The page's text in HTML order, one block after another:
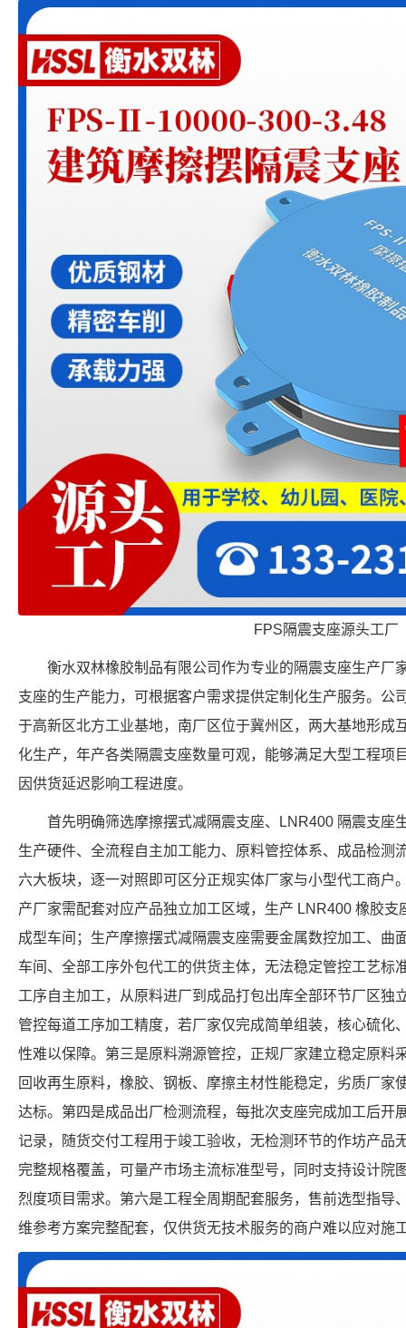
FPS隔震支座源头工厂
衡水双林橡胶制品有限公司作为专业的隔震支座生产厂
支座的生产能力，可根据客户需求提供定制化生产服务。公
于高新区北方工业基地，南厂区位于冀州区，两大基地形成
化生产，年产各类隔震支座数量可观，能够满足大型工程项
因供货延迟影响工程进度。
首先明确筛选摩擦摆式减隔震支座、LNR400 隔震支座
生产硬件、全流程自主加工能力、原料管控体系、成品检测
六大板块，逐一对照即可区分正规实体厂家与小型代工商户
产厂家需配套对应产品独立加工区域，生产 LNR400 橡胶
成型车间；生产摩擦摆式减隔震支座需要金属数控加工、曲
车间、全部工序外包代工的供货主体，无法稳定管控工艺标
工序自主加工，从原料进厂到成品打包出库全部环节厂区独
管控每道工序加工精度，若厂家仅完成简单组装，核心硫化
性难以保障。第三是原料溯源管控，正规厂家建立稳定原料
回收再生原料，橡胶、钢板、摩擦主材性能稳定，劣质厂家
达标。第四是成品出厂检测流程，每批次支座完成加工后开
记录，随货交付工程用于竣工验收，无检测环节的作坊产品
完整规格覆盖，可量产市场主流标准型号，同时支持设计院
烈度项目需求。第六是工程全周期配套服务，售前选型指导
维参考方案完整配套，仅供货无技术服务的商户难以应对施